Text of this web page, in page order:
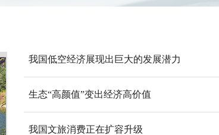
我国低空经济展现出巨大的发展潜力
生态“高颜值”变出经济高价值
我国文旅消费正在扩容升级